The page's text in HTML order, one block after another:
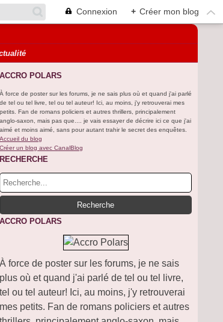
Connexion + Créer mon blog
ACCRO POLARS
À force de poster sur les forums, je ne sais plus où et quand j'ai parlé
de tel ou tel livre, tel ou tel auteur! Ici, au moins, j'y retrouverai mes
petits. Fan de romans policiers et autres thrillers, principalement
anglo-saxon, mais pas que.... je vais essayer de décrire ici ce que j'ai
aimé et moins aimé, sans pour autant trahir le secret des enquêtes.
Accueil du blog
Créer un blog avec CanalBlog
RECHERCHE
ACCRO POLARS
À force de poster sur les forums, je ne sais
plus où et quand j'ai parlé de tel ou tel livre,
tel ou tel auteur! Ici, au moins, j'y retrouverai
mes petits. Fan de romans policiers et autres